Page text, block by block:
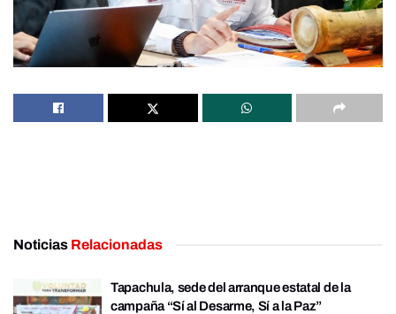
Noticias Relacionadas
Tapachula, sede del arranque estatal de la
campaña “Sí al Desarme, Sí a la Paz”